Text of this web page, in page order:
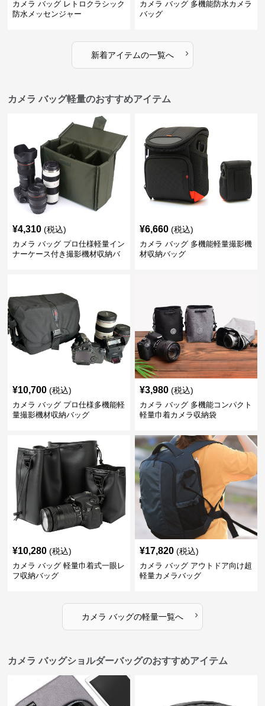
カメラ バッグ レトロクラシック
防水メッセンジャー
カメラ バッグ 多機能防水カメラ
バッグ
新着アイテムの一覧へ ›
カメラ バッグ軽量のおすすめアイテム
¥4,310 (税込)
カメラ バッグ プロ仕様軽量イン
ナーケース付き撮影機材収納バ
¥6,660 (税込)
カメラ バッグ 多機能軽量撮影機
材収納バッグ
¥10,700 (税込)
カメラ バッグ プロ仕様多機能軽
量撮影機材収納バッグ
¥3,980 (税込)
カメラ バッグ 多機能コンパクト
軽量巾着カメラ収納袋
¥10,280 (税込)
カメラ バッグ 軽量巾着式一眼レ
フ収納バッグ
¥17,820 (税込)
カメラ バッグ アウトドア向け超
軽量カメラバッグ
カメラ バッグの軽量一覧へ ›
カメラ バッグショルダーバッグのおすすめアイテム